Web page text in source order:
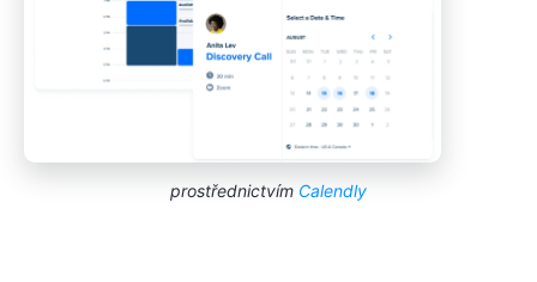
prostřednictvím Calendly